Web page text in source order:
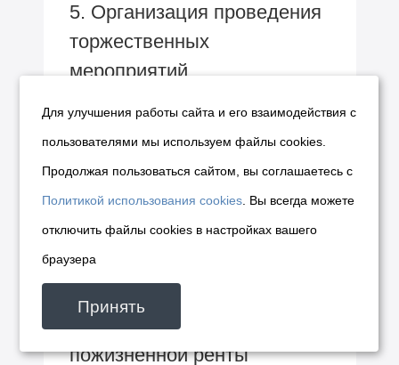
5. Организация проведения
торжественных
мероприятий
6. Проведение
разъяснительной работы
по заключению договоров
пожизненной ренты
Для улучшения работы сайта и его взаимодействия с
пользователями мы используем файлы cookies.
Продолжая пользоваться сайтом, вы соглашаетесь с
Политикой использования cookies . Вы всегда можете
отключить файлы cookies в настройках вашего
браузера
Принять